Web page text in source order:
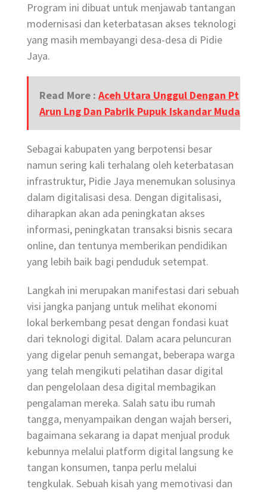
Program ini dibuat untuk menjawab tantangan
modernisasi dan keterbatasan akses teknologi
yang masih membayangi desa-desa di Pidie
Jaya.
Read More : Aceh Utara Unggul Dengan Pt
Arun Lng Dan Pabrik Pupuk Iskandar Muda
Sebagai kabupaten yang berpotensi besar
namun sering kali terhalang oleh keterbatasan
infrastruktur, Pidie Jaya menemukan solusinya
dalam digitalisasi desa. Dengan digitalisasi,
diharapkan akan ada peningkatan akses
informasi, peningkatan transaksi bisnis secara
online, dan tentunya memberikan pendidikan
yang lebih baik bagi penduduk setempat.
Langkah ini merupakan manifestasi dari sebuah
visi jangka panjang untuk melihat ekonomi
lokal berkembang pesat dengan fondasi kuat
dari teknologi digital. Dalam acara peluncuran
yang digelar penuh semangat, beberapa warga
yang telah mengikuti pelatihan dasar digital
dan pengelolaan desa digital membagikan
pengalaman mereka. Salah satu ibu rumah
tangga, menyampaikan dengan wajah berseri,
bagaimana sekarang ia dapat menjual produk
kebunnya melalui platform digital langsung ke
tangan konsumen, tanpa perlu melalui
tengkulak. Sebuah kisah yang memotivasi dan